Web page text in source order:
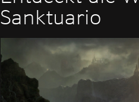
Sanktuario